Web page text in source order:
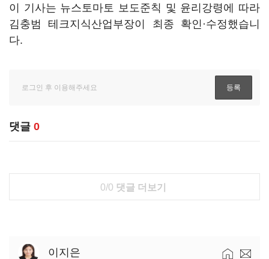
이 기사는 뉴스토마토 보도준칙 및 윤리강령에 따라
김충범 테크지식산업부장이 최종 확인·수정했습니
다.
댓글 0
0/0 댓글 더보기
이지은